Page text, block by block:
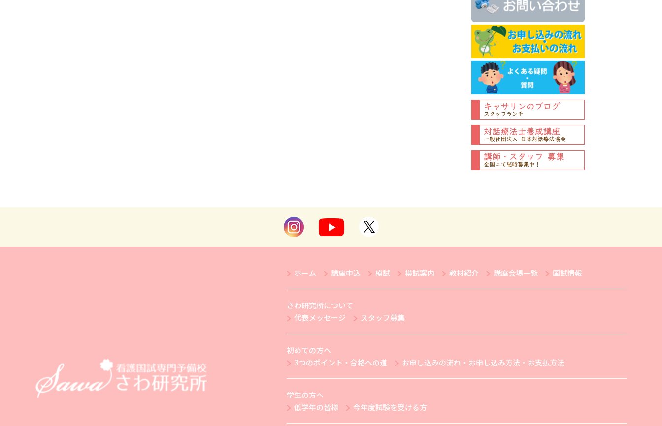
ホーム 講座申込 模試 模試案内 教材紹介 講座会場一覧 国試情報
さわ研究所について
代表メッセージ
スタッフ募集
初めての方へ
3つのポイント・合格への道
お申し込みの流れ・お申し込み方法・お支払方法
学生の方へ
低学年の皆様
今年度試験を受ける方